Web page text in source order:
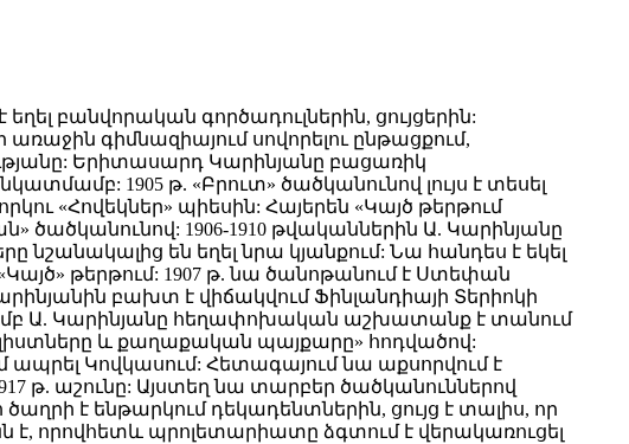
բանվորական գործադուլներին, ցույցերին:
գիմնազիայում սովորելու ընթացքում,
Երիտասարդ Կարինյանը բացառիկ
1905 թ. «Բրուտ» ծածկանունով լույս է տեսել
«Հովեկներ» պիեսին: Հայերեն «Կայծ թերթում
ծածկանունով: 1906-1910 թվականներին Ա. Կարինյանը
են եղել նրա կյանքում: Նա հանդես է եկել
թերթում: 1907 թ. նա ծանոթանում է Ստեփան
բախտ է վիճակվում Ֆինլանդիայի Տերիոկի
Ա. Կարինյանը հեղափոխական աշխատանք է տանում
և քաղաքական պայքարը» հոդվածով:
Կովկասում: Հետագայում նա աքսորվում է
թ. աշունը: Այստեղ նա տարբեր ծածկանուններով
է ենթարկում դեկադենտներին, ցույց է տալիս, որ
որովհետև պրոլետարիատը ձգտում է վերակառուցել